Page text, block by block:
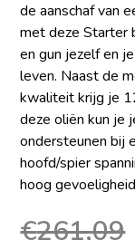
de aanschaf van
met deze Starter
en gun jezelf en
leven. Naast de
kwaliteit krijg je
deze oliën kun je
ondersteunen bij
hoofd/spier
hoog
€261,09